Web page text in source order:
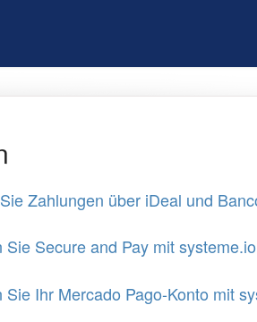
Zahlungen über iDeal und
Sie Secure and Pay mit systeme.io
Sie Ihr Mercado Pago-Konto mit